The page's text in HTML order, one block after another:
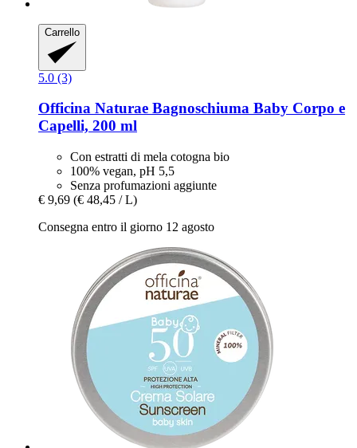
Carrello
5.0 (3)
Officina Naturae Bagnoschiuma Baby Corpo e
Capelli, 200 ml
Con estratti di mela cotogna bio
100% vegan, pH 5,5
Senza profumazioni aggiunte
€ 9,69 (€ 48,45 / L)
Consegna entro il giorno 12 agosto